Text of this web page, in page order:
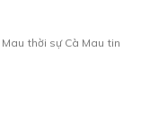
thời sự Cà Mau tin